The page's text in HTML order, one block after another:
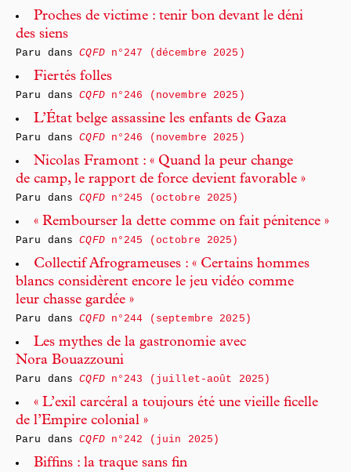
Proches de victime : tenir bon devant le déni
des siens
Paru dansCQFDn°247 (décembre 2025)
Fiertés folles
Paru dansCQFDn°246 (novembre 2025)
L’État belge assassine les enfants de Gaza
Paru dansCQFDn°246 (novembre 2025)
Nicolas Framont : « Quand la peur change
de camp, le rapport de force devient favorable »
Paru dansCQFDn°245 (octobre 2025)
« Rembourser la dette comme on fait pénitence »
Paru dansCQFDn°245 (octobre 2025)
Collectif Afrogrameuses : « Certains hommes
blancs considèrent encore le jeu vidéo comme
leur chasse gardée »
Paru dansCQFDn°244 (septembre 2025)
Les mythes de la gastronomie avec
Nora Bouazzouni
Paru dansCQFDn°243 (juillet-août 2025)
« L’exil carcéral a toujours été une vieille ficelle
de l’Empire colonial »
Paru dansCQFDn°242 (juin 2025)
Biffins : la traque sans fin